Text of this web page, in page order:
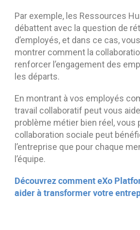
Par exemple, les Ressources
débattent avec la question de
d’employés, et dans ce cas,
montrer comment la
renforcer l’engagement des
les départs.
En montrant à vos employés
travail collaboratif peut vous
problème métier bien réel, vous
collaboration sociale peut
l’entreprise que pour chaque
l’équipe.
Découvrez comment eXo
aider à transformer votre